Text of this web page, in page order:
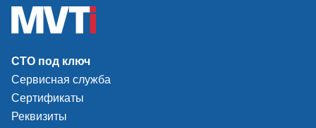
СТО под ключ
Сервисная служба
Сертификаты
Реквизиты